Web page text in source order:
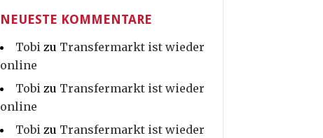
NEUESTE KOMMENTARE
Tobi zu Transfermarkt ist wieder
online
Tobi zu Transfermarkt ist wieder
online
Tobi zu Transfermarkt ist wieder